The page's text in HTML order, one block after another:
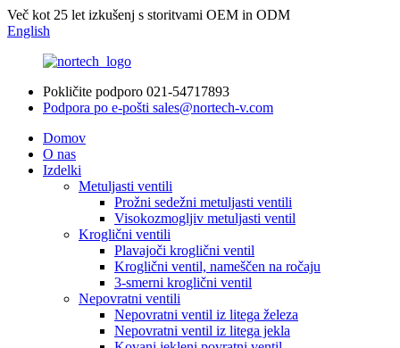
Več kot 25 let izkušenj s storitvami OEM in ODM
English
Pokličite podporo 021-54717893
Podpora po e-pošti sales@nortech-v.com
Domov
O nas
Izdelki
Metuljasti ventili
Prožni sedežni metuljasti ventili
Visokozmogljiv metuljasti ventil
Kroglični ventili
Plavajoči kroglični ventil
Kroglični ventil, nameščen na ročaju
3-smerni kroglični ventil
Nepovratni ventili
Nepovratni ventil iz litega železa
Nepovratni ventil iz litega jekla